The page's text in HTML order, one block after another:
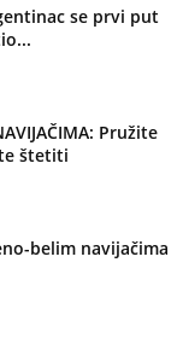
se prvi put
Pružite
štetiti
belim navijačima